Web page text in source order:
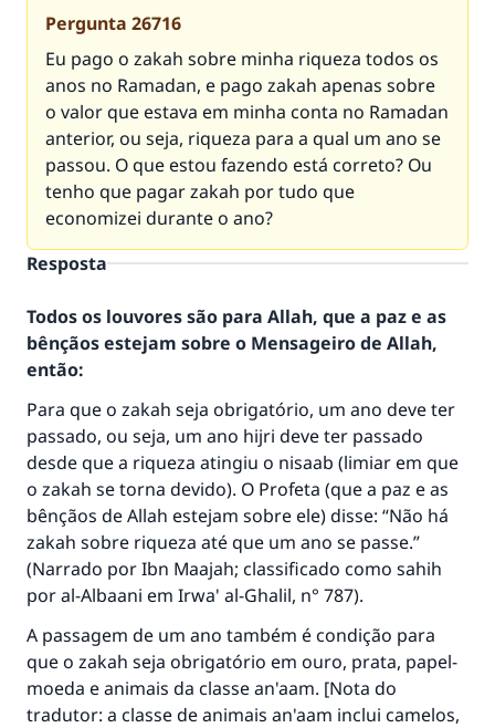
Pergunta 26716
Eu pago o zakah sobre minha riqueza todos os
anos no Ramadan, e pago zakah apenas sobre
o valor que estava em minha conta no Ramadan
anterior, ou seja, riqueza para a qual um ano se
passou. O que estou fazendo está correto? Ou
tenho que pagar zakah por tudo que
economizei durante o ano?
Resposta
Todos os louvores são para Allah, que a paz e as
bênçãos estejam sobre o Mensageiro de Allah,
então:
Para que o zakah seja obrigatório, um ano deve ter
passado, ou seja, um ano hijri deve ter passado
desde que a riqueza atingiu o nisaab (limiar em que
o zakah se torna devido). O Profeta (que a paz e as
bênçãos de Allah estejam sobre ele) disse: “Não há
zakah sobre riqueza até que um ano se passe.”
(Narrado por Ibn Maajah; classificado como sahih
por al-Albaani em Irwa' al-Ghalil, n° 787).
A passagem de um ano também é condição para
que o zakah seja obrigatório em ouro, prata, papel-
moeda e animais da classe an'aam. [Nota do
tradutor: a classe de animais an'aam inclui camelos,